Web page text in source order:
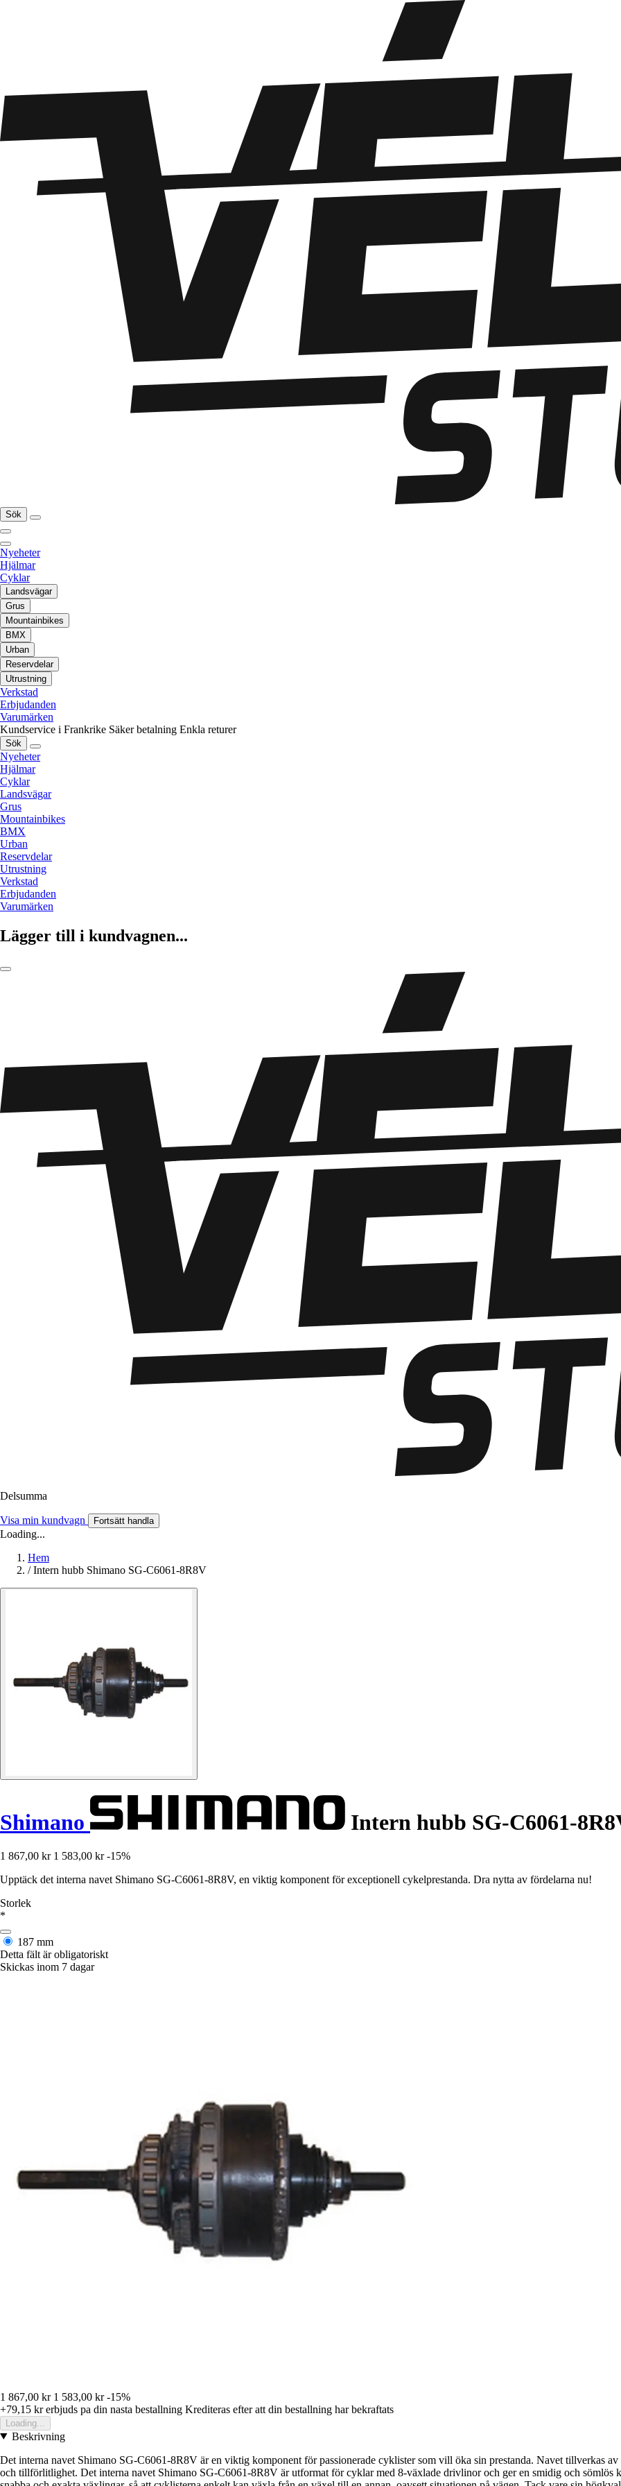
Sök
Nyeheter
Hjälmar
Cyklar
Landsvägar
Grus
Mountainbikes
BMX
Urban
Reservdelar
Utrustning
Verkstad
Erbjudanden
Varumärken
Kundservice i Frankrike Säker betalning Enkla returer
Sök
Nyeheter
Hjälmar
Cyklar
Landsvägar
Grus
Mountainbikes
BMX
Urban
Reservdelar
Utrustning
Verkstad
Erbjudanden
Varumärken
Lägger till i kundvagnen...
Delsumma
Visa min kundvagn Fortsätt handla
Loading...
Hem
/ Intern hubb Shimano SG-C6061-8R8V
Shimano Intern hubb SG-C6061-
1 867,00 kr 1 583,00 kr -15%
Upptäck det interna navet Shimano SG-C6061-8R8V, en viktig komponent för exceptionell cykelprestanda. Dra nytta av fördelarna nu!
Storlek
*
187 mm
Detta fält är obligatoriskt
Skickas inom 7 dagar
1 867,00 kr 1 583,00 kr -15%
+79,15 krerbjuds pa din nasta bestallning Krediteras efter att din bestallning har bekraftats
Loading...
Beskrivning
Det interna navet Shimano SG-C6061-8R8V är en viktig komponent för passionerade cyklister som vill öka sin prestanda. Navet tillverkas
och tillförlitlighet. Det interna navet Shimano SG-C6061-8R8V är utformat för cyklar med 8-växlade drivlinor och ger en smidig och sömlös